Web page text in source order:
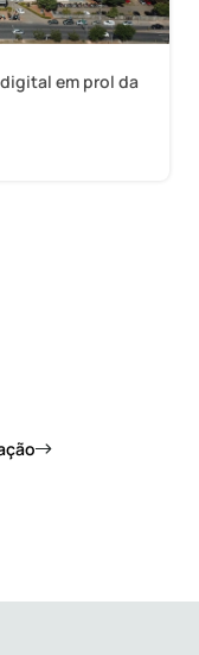
em prol da